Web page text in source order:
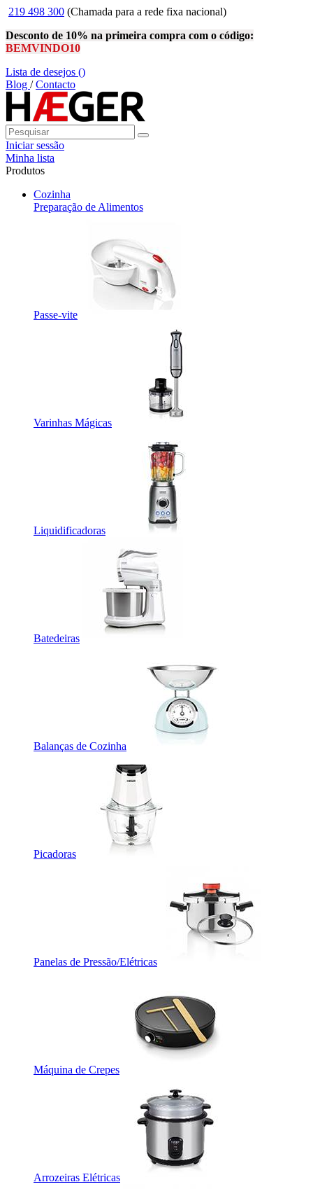
219 498 300 (Chamada para a rede fixa nacional)
Desconto de 10% na primeira compra com o código:
BEMVINDO10
Lista de desejos ()
Blog /Contacto
Iniciar sessão
Minha lista
Produtos
Cozinha
Preparação de Alimentos
Passe-vite
Varinhas Mágicas
Liquidificadoras
Batedeiras
Balanças de Cozinha
Picadoras
Panelas de Pressão/Elétricas
Máquina de Crepes
Arrozeiras Elétricas